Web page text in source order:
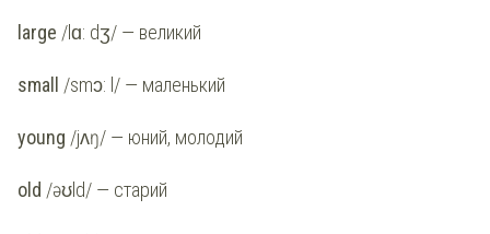
large /lɑ: dʒ/ — великий
small /smɔ: l/ — маленький
young /jʌŋ/ — юний, молодий
old /əʊld/ — старий